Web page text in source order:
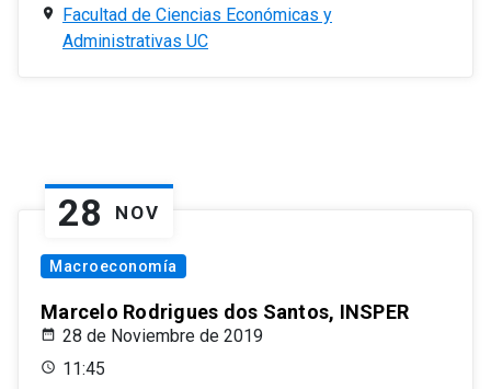
Facultad de Ciencias Económicas y
Administrativas UC
28 NOV
Macroeconomía
Marcelo Rodrigues dos Santos, INSPER
28 de Noviembre de 2019
11:45